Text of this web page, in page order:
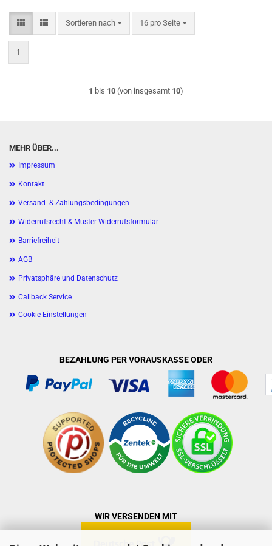
Sortieren nach
Sortieren nach 16 pro Seite
pro Seite
1
1 bis 10 (von insgesamt 10)
MEHR ÜBER...
Impressum
Kontakt
Versand- & Zahlungsbedingungen
Widerrufsrecht & Muster-Widerrufsformular
Barriefreiheit
AGB
Privatsphäre und Datenschutz
Callback Service
Cookie Einstellungen
BEZAHLUNG PER VORAUSKASSE ODER
WIR VERSENDEN MIT